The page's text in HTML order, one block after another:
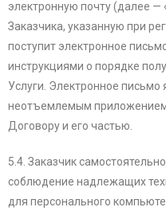
электронную почту (далее —
Заказчика, указанную при
поступит электронное
инструкциями о порядке
Услуги. Электронное письмо
неотъемлемым
Договору и его частью.
5.4. Заказчик
соблюдение надлежащих
для персонального